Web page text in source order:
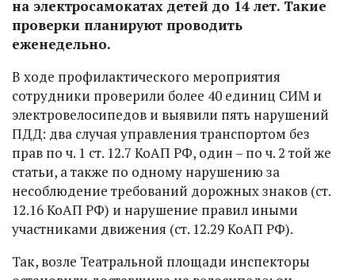
на электросамокатах детей до 14 лет. Такие
проверки планируют проводить
еженедельно.
В ходе профилактического мероприятия
сотрудники проверили более 40 единиц СИМ и
электровелосипедов и выявили пять нарушений
ПДД: два случая управления транспортом без
прав по ч. 1 ст. 12.7 КоАП РФ, один – по ч. 2 той же
статьи, а также по одному нарушению за
несоблюдение требований дорожных знаков (ст.
12.16 КоАП РФ) и нарушение правил иными
участниками движения (ст. 12.29 КоАП РФ).
Так, возле Театральной площади инспекторы